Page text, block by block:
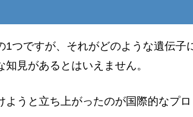
つですが、それがどのような遺伝子
見があるとはいえません。
うと立ち上がったのが国際的なプロ